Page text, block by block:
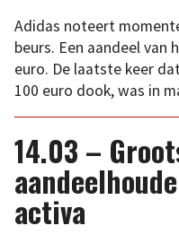
Adidas noteert
beurs. Een aandeel van
euro. De laatste keer
100 euro dook, was in
14.03 –
activa